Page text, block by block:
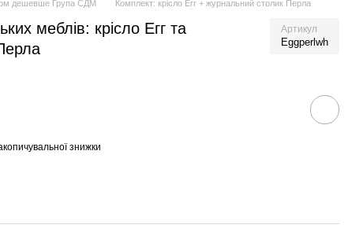
дешевше Група СДМ Комплект: крісло Егг + журнальний столик Перла
меблів: крісло Егг та
Артикул
Eggperlwh
знижки